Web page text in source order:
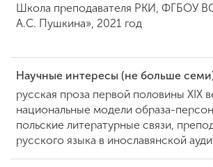
Школа преподавателя РКИ, ФГБОУ
А.С. Пушкина», 2021 год
Научные интересы (не больше
русская проза первой половины XIX
национальные модели образа-
польские литературные связи,
русского языка в инославянской